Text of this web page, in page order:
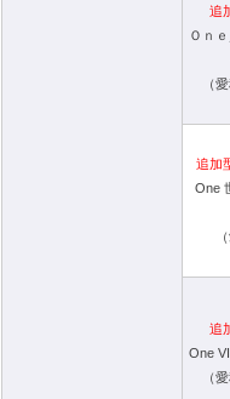
追
Ｏｎ
（
追加
One
追
One
（